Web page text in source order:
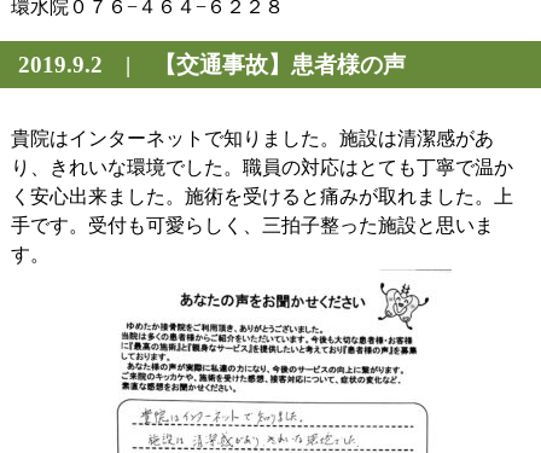
環水院０７６−４６４−６２２８
2019.9.2 | 【交通事故】患者様の声
貴院はインターネットで知りました。施設は清潔感があ
り、きれいな環境でした。職員の対応はとても丁寧で温か
く安心出来ました。施術を受けると痛みが取れました。上
手です。受付も可愛らしく、三拍子整った施設と思いま
す。